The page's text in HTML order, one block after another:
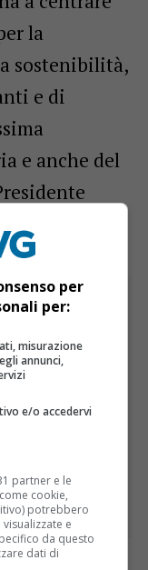
la
sostenibilità,
e di
e anche del
per
per:
misurazione
annunci,
e/o accedervi
partner e le
cookie,
potrebbero
e
da questo
dati di